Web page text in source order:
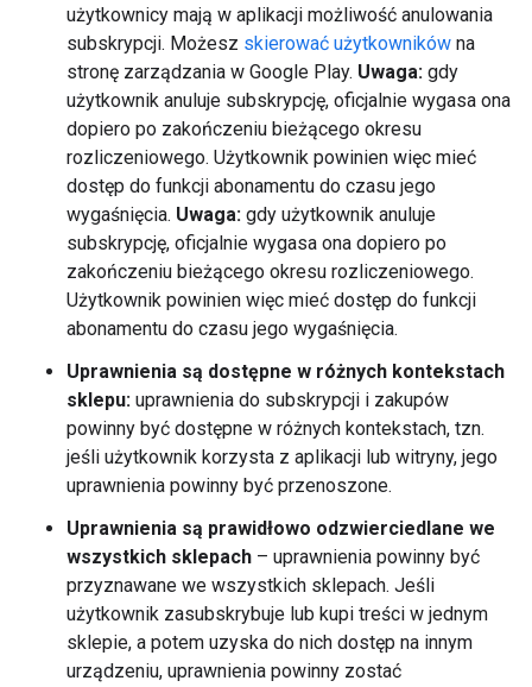
użytkownicy mają w aplikacji możliwość anulowania
subskrypcji. Możesz skierować użytkowników na
stronę zarządzania w Google Play. Uwaga: gdy
użytkownik anuluje subskrypcję, oficjalnie wygasa ona
dopiero po zakończeniu bieżącego okresu
rozliczeniowego. Użytkownik powinien więc mieć
dostęp do funkcji abonamentu do czasu jego
wygaśnięcia. Uwaga: gdy użytkownik anuluje
subskrypcję, oficjalnie wygasa ona dopiero po
zakończeniu bieżącego okresu rozliczeniowego.
Użytkownik powinien więc mieć dostęp do funkcji
abonamentu do czasu jego wygaśnięcia.
Uprawnienia są dostępne w różnych kontekstach
sklepu: uprawnienia do subskrypcji i zakupów
powinny być dostępne w różnych kontekstach, tzn.
jeśli użytkownik korzysta z aplikacji lub witryny, jego
uprawnienia powinny być przenoszone.
Uprawnienia są prawidłowo odzwierciedlane we
wszystkich sklepach – uprawnienia powinny być
przyznawane we wszystkich sklepach. Jeśli
użytkownik zasubskrybuje lub kupi treści w jednym
sklepie, a potem uzyska do nich dostęp na innym
urządzeniu, uprawnienia powinny zostać